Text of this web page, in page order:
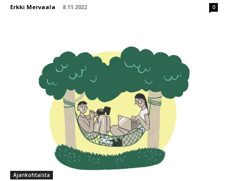
Erkki Mervaala - 8.11.2022 0
Ajankohtaista